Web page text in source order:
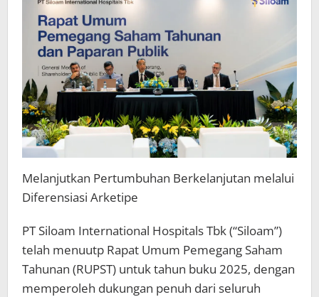
Melanjutkan Pertumbuhan Berkelanjutan melalui
Diferensiasi Arketipe
PT Siloam International Hospitals Tbk (“Siloam”)
telah menuutp Rapat Umum Pemegang Saham
Tahunan (RUPST) untuk tahun buku 2025, dengan
memperoleh dukungan penuh dari seluruh